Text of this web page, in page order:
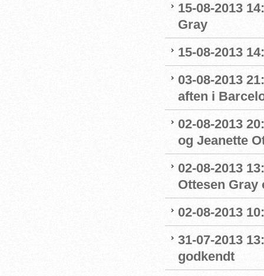
15-08-2013
Gray
15-08-2013
03-08-2013
aften i
02-08-2013
og Jeanette
02-08-2013
Ottesen Gray
02-08-2013
31-07-2013
godkendt